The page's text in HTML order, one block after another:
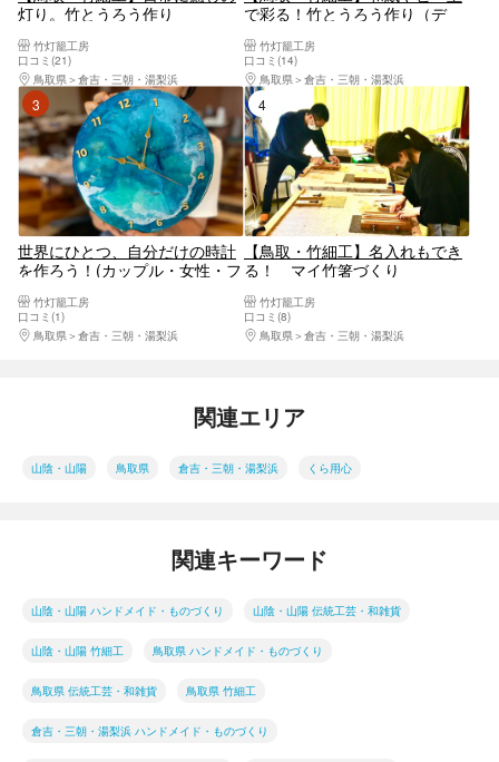
灯り。竹とうろう作り
竹灯籠工房
口コミ(21)
鳥取県
倉吉・三朝・湯梨浜
で彩る！竹とうろう作り（デ
竹灯籠工房
口コミ(14)
鳥取県
倉吉・三朝・湯梨浜
3位
世界にひとつ、自分だけの時計
を作ろう！(カップル・女性・フ
竹灯籠工房
口コミ(1)
鳥取県
倉吉・三朝・湯梨浜
4位
【鳥取・竹細工】名入れもでき
る！ マイ竹箸づくり
竹灯籠工房
口コミ(8)
鳥取県
倉吉・三朝・湯梨浜
関連エリア
山陰・山陽 鳥取県 倉吉・三朝・湯梨浜 くら用心
関連キーワード
山陰・山陽 ハンドメイド・ものづくり 山陰・山陽 伝統工芸・和雑貨
山陰・山陽 竹細工 鳥取県 ハンドメイド・ものづくり
鳥取県 伝統工芸・和雑貨 鳥取県 竹細工
倉吉・三朝・湯梨浜 ハンドメイド・ものづくり